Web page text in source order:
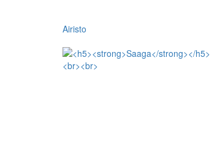
Airisto